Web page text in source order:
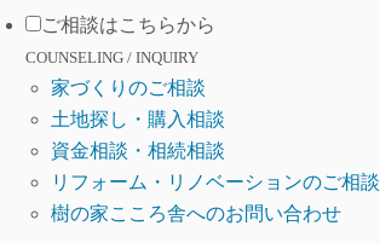
ご相談はこちらから
COUNSELING / INQUIRY
家づくりのご相談
土地探し・購入相談
資金相談・相続相談
リフォーム・リノベーションのご相談
樹の家こころ舎へのお問い合わせ